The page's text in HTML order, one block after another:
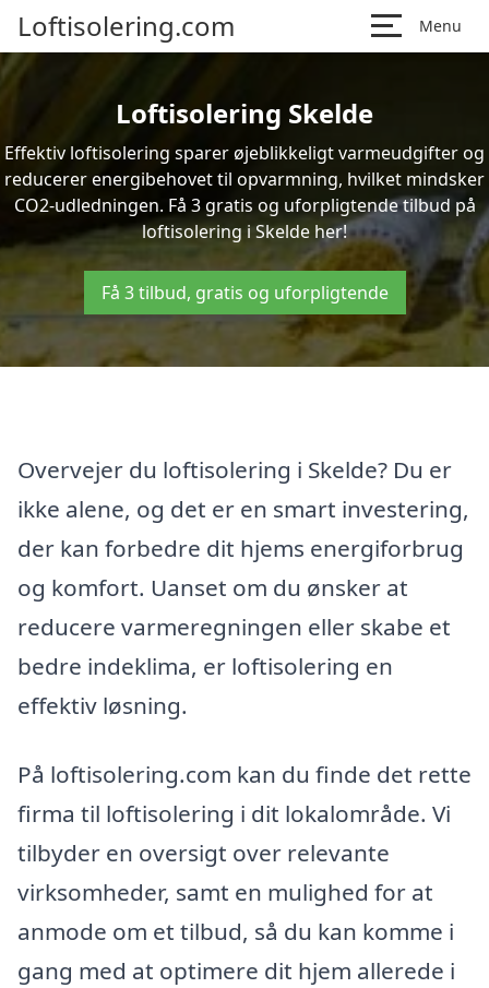
Loftisolering.com Menu
Loftisolering Skelde
Effektiv loftisolering sparer øjeblikkeligt varmeudgifter og
reducerer energibehovet til opvarmning, hvilket mindsker
CO2-udledningen. Få 3 gratis og uforpligtende tilbud på
loftisolering i Skelde her!
Få 3 tilbud, gratis og uforpligtende
Overvejer du loftisolering i Skelde? Du er
ikke alene, og det er en smart investering,
der kan forbedre dit hjems energiforbrug
og komfort. Uanset om du ønsker at
reducere varmeregningen eller skabe et
bedre indeklima, er loftisolering en
effektiv løsning.
På loftisolering.com kan du finde det rette
firma til loftisolering i dit lokalområde. Vi
tilbyder en oversigt over relevante
virksomheder, samt en mulighed for at
anmode om et tilbud, så du kan komme i
gang med at optimere dit hjem allerede i